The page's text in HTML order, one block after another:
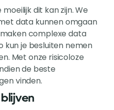
dit kan zijn. We
data kunnen omgaan
complexe data
kun je besluiten nemen
Met onze risicoloze
de beste
vinden.